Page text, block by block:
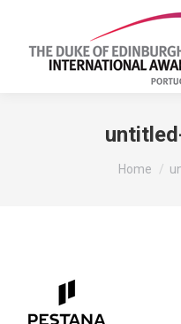
You are
Home